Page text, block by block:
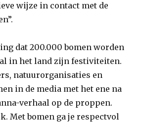
wijze in contact met de
dat 200.000 bomen worden
in het land zijn festiviteiten.
natuurorganisaties en
in de media met het ene na
verhaal op de proppen.
Met bomen ga je respectvol